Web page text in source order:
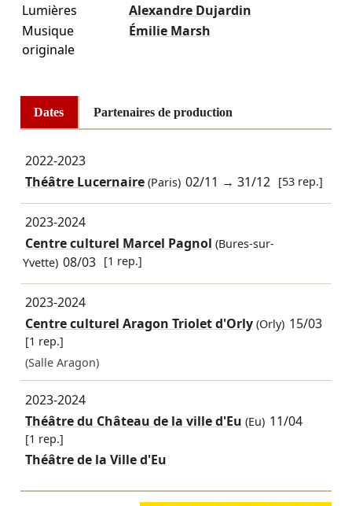
Lumières
Alexandre Dujardin
Musique
originale
Émilie Marsh
Dates Partenaires de production
2022-2023
Théâtre Lucernaire(Paris) 02/11 →31/12 [53 rep.]
2023-2024
Centre culturel Marcel Pagnol (Bures-sur-
Yvette) 08/03 [1 rep.]
2023-2024
Centre culturel Aragon Triolet d'Orly(Orly) 15/03
[1 rep.]
(Salle Aragon)
2023-2024
Théâtre du Château de la ville d'Eu (Eu) 11/04
[1 rep.]
Théâtre de la Ville d'Eu